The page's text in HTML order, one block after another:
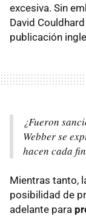
excesiva. Sin
David
publicación
¿Fueron
Webber se
hacen cada
Mientras tanto,
posibilidad de
adelante para